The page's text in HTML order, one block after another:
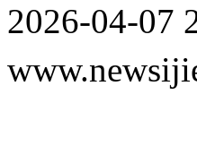
2026-04-